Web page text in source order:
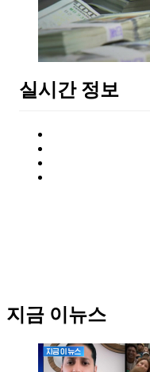
실시간 정보
지금 이뉴스